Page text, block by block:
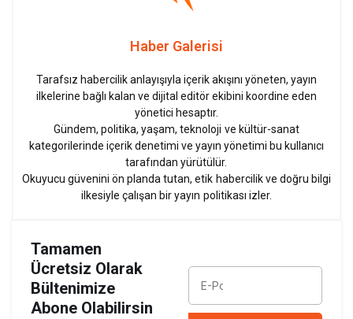
Haber Galerisi
Tarafsız habercilik anlayışıyla içerik akışını yöneten, yayın
ilkelerine bağlı kalan ve dijital editör ekibini koordine eden
yönetici hesaptır.
Gündem, politika, yaşam, teknoloji ve kültür-sanat
kategorilerinde içerik denetimi ve yayın yönetimi bu kullanıcı
tarafından yürütülür.
Okuyucu güvenini ön planda tutan, etik habercilik ve doğru bilgi
ilkesiyle çalışan bir yayın politikası izler.
Tamamen
Ücretsiz Olarak
Bültenimize
Abone Olabilirsin